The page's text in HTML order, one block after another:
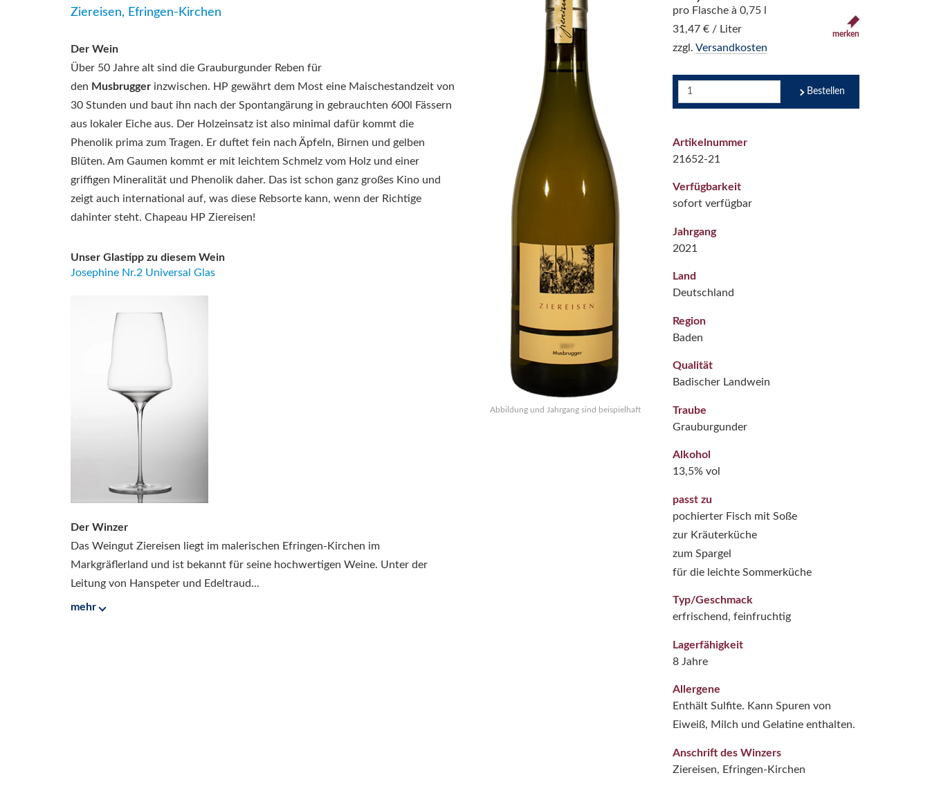
Ziereisen, Efringen-Kirchen
Der Wein
Über 50 Jahre alt sind die Grauburgunder Reben für
den Musbrugger inzwischen. HP gewährt dem Most eine Maischestandzeit von
30 Stunden und baut ihn nach der Spontangärung in gebrauchten 600l Fässern
aus lokaler Eiche aus. Der Holzeinsatz ist also minimal dafür kommt die
Phenolik prima zum Tragen. Er duftet fein nach Äpfeln, Birnen und gelben
Blüten. Am Gaumen kommt er mit leichtem Schmelz vom Holz und einer
griffigen Mineralität und Phenolik daher. Das ist schon ganz großes Kino und
zeigt auch international auf, was diese Rebsorte kann, wenn der Richtige
dahinter steht. Chapeau HP Ziereisen!
Unser Glastipp zu diesem Wein
Josephine Nr.2 Universal Glas
Der Winzer
Das Weingut Ziereisen liegt im malerischen Efringen-Kirchen im
Markgräflerland und ist bekannt für seine hochwertigen Weine. Unter der
Leitung von Hanspeter und Edeltraud...
mehr
Abbildung und Jahrgang sind beispielhaft
pro Flasche à 0,75 l
31,47 € / Liter
zzgl. Versandkosten
merken
Bestellen
Artikelnummer
21652-21
Verfügbarkeit
sofort verfügbar
Jahrgang
2021
Land
Deutschland
Region
Baden
Qualität
Badischer Landwein
Traube
Grauburgunder
Alkohol
13,5% vol
passt zu
pochierter Fisch mit Soße
zur Kräuterküche
zum Spargel
für die leichte Sommerküche
Typ/Geschmack
erfrischend, feinfruchtig
Lagerfähigkeit
8 Jahre
Allergene
Enthält Sulfite. Kann Spuren von
Eiweiß, Milch und Gelatine enthalten.
Anschrift des Winzers
Ziereisen, Efringen-Kirchen